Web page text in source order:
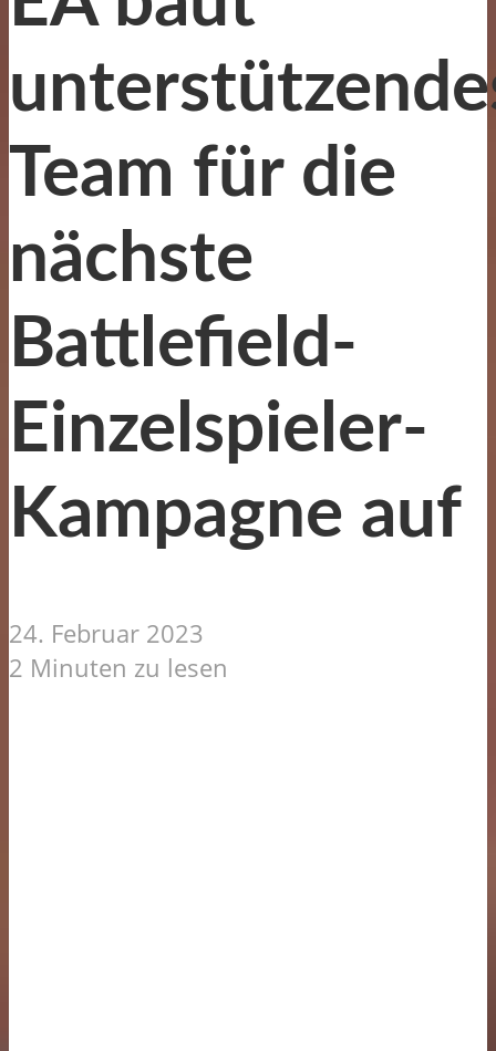
Team für die
nächste
Battlefield-
Einzelspieler-
Kampagne auf
24. Februar 2023
2 Minuten zu lesen